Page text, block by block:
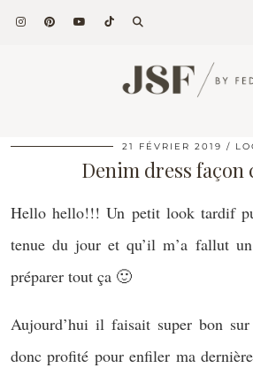
21 FÉVRIER 2019
Denim dress
Hello hello!!! Un petit look tardif
tenue du jour et qu’il m’a fallut
préparer tout ça 🙂
Aujourd’hui il faisait super bon
donc profité pour enfiler ma